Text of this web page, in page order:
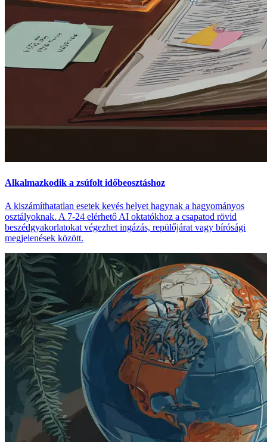
Alkalmazkodik a zsúfolt időbeosztáshoz
A kiszámíthatatlan esetek kevés helyet hagynak a hagyományos
osztályoknak. A 7-24 elérhető AI oktatókhoz a csapatod rövid
beszédgyakorlatokat végezhet ingázás, repülőjárat vagy bírósági
megjelenések között.